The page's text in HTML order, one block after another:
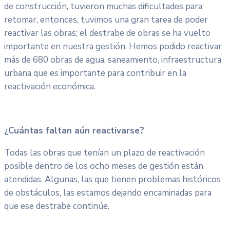
de construcción, tuvieron muchas dificultades para
retomar, entonces, tuvimos una gran tarea de poder
reactivar las obras; el destrabe de obras se ha vuelto
importante en nuestra gestión. Hemos podido reactivar
más de 680 obras de agua, saneamiento, infraestructura
urbana que es importante para contribuir en la
reactivación económica.
¿Cuántas faltan aún reactivarse?
Todas las obras que tenían un plazo de reactivación
posible dentro de los ocho meses de gestión están
atendidas. Algunas, las que tienen problemas históricos
de obstáculos, las estamos dejando encaminadas para
que ese destrabe continúe.